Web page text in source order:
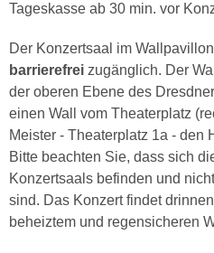
Tageskasse ab 30 min. vor
Der Konzertsaal im
barrierefrei zugänglich. Der
der oberen Ebene des
einen Wall vom Theaterplatz
Meister - Theaterplatz 1a - den
Bitte beachten Sie, dass sich
Konzertsaals befinden und
sind. Das Konzert findet
beheiztem und regensicheren